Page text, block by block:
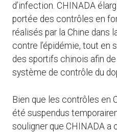
d’infection. CHINADA
portée des contrôles en
réalisés par la Chine dans
contre l’épidémie, tout en
des sportifs chinois afin
système de contrôle du
Bien que les contrôles en
été suspendus
souligner que CHINADA a